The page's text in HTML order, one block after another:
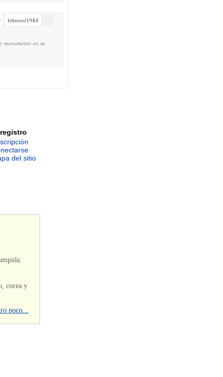
febrero/1984
monumento en su
del sitio
cocea y
poco...